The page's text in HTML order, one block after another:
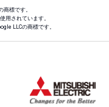
標です。
用されています。
LLCの商標です。